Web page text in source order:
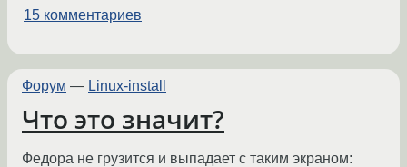
15 комментариев
Форум — Linux-install
Что это значит?
Федора не грузится и выпадает с таким экраном: